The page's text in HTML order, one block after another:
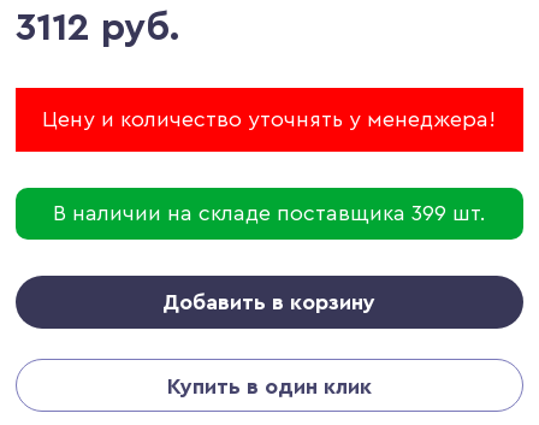
3112 руб.
Цену и количество уточнять у менеджера!
В наличии на складе поставщика 399 шт.
Добавить в корзину
Купить в один клик